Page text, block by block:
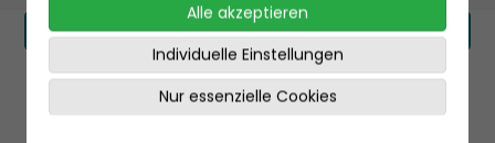
Zur Reedereiseite PLANTOURS Flusskreuzfahrten
Alle akzeptieren
Individuelle Einstellungen
Nur essenzielle Cookies